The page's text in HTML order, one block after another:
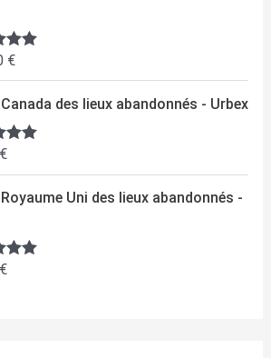
€
des lieux abandonnés - Urbex
€
Uni des lieux abandonnés -
€